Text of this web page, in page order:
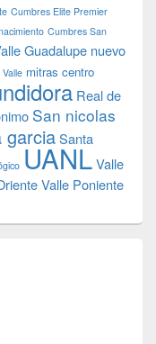
Cumbres Elite Premier
Cumbres San
Guadalupe nuevo
mitras centro
Real de
San nicolas
garciaSanta
UANLValle
Valle Poniente